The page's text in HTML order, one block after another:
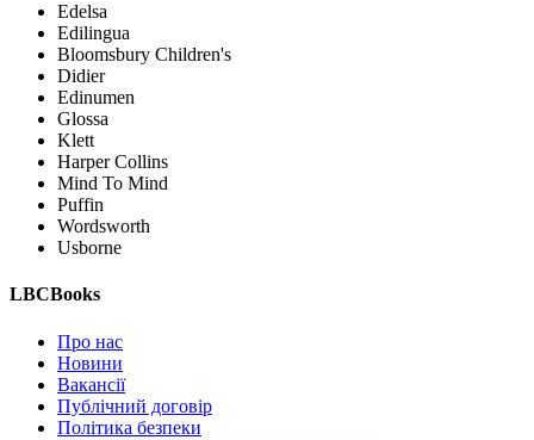
Edelsa
Edilingua
Bloomsbury Children's
Didier
Edinumen
Glossa
Klett
Harper Collins
Mind To Mind
Puffin
Wordsworth
Usborne
LBCBooks
Про нас
Новини
Вакансії
Публічний договір
Політика безпеки